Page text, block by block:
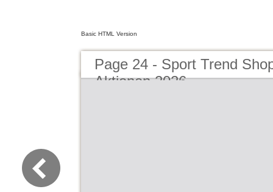
Basic HTML Version
Page 24 - Sport Trend
Aktionen 2026